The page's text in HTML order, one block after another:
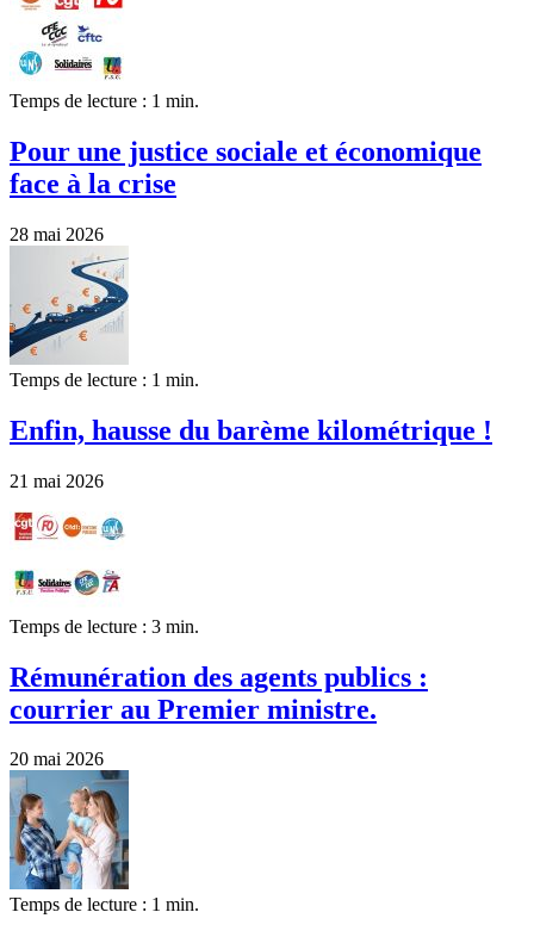
Temps de lecture : 1 min.
Pour une justice sociale et économique
face à la crise
28 mai 2026
Temps de lecture : 1 min.
Enfin, hausse du barème kilométrique !
21 mai 2026
Temps de lecture : 3 min.
Rémunération des agents publics :
courrier au Premier ministre.
20 mai 2026
Temps de lecture : 1 min.